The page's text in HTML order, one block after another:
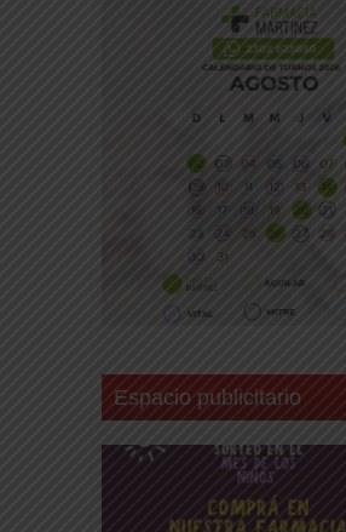
Espacio publicitario